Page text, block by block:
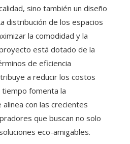
sino también un diseño
distribución de los espacios
la comodidad y la
está dotado de la
de eficiencia
a reducir los costos
fomenta la
con las crecientes
que buscan no solo
eco-amigables.